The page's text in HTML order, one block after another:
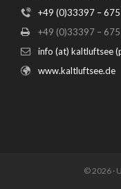
+49 (0)33397 –
+49 (0)33397 –
info (at) kaltluftsee
www.kaltluftsee.de
© 2026 ·